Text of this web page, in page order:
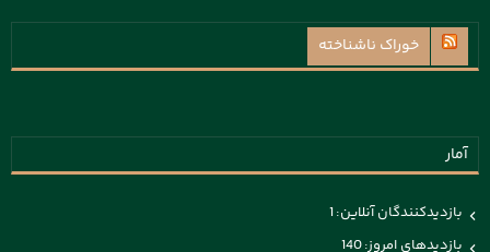
خوراک ناشناخته
آمار
بازدیدکنندگان آنلاین:1
بازدیدهای امروز:140